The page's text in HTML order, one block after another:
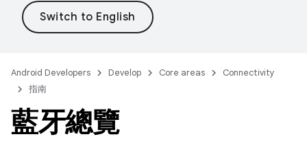
Android Developers Develop Core areas
Connectivity
指南
藍牙總覽